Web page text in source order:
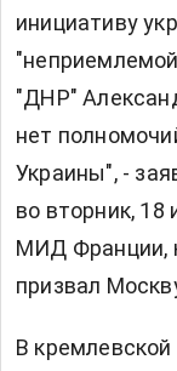
инициативу
"ДНР"
нет
Украины", -
во вторник,
МИД Франции,
призвал
В